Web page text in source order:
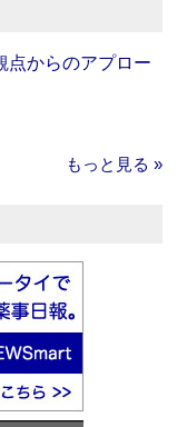
点からのアプロー
もっと見る »